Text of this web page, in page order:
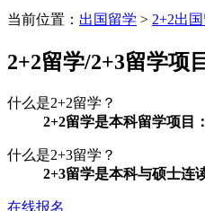
当前位置： 出国留学 > 2+2出
2+2留学/2+3留学项
什么是2+2留学？
2+2留学是本科留学项目：
什么是2+3留学？
2+3留学是本科与硕士连
在线报名